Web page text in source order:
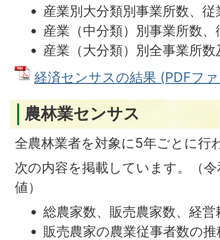
産業別大分類別事業所数、従
産業（中分類）別事業所数、
産業（大分類）別全事業所
経済センサスの結果 (PDFフ
農林業センサス
全農林業者を対象に5年ごとに行
次の内容を掲載しています。（
値）
総農家数、販売農家数、経
販売農家の農業従事者数の推